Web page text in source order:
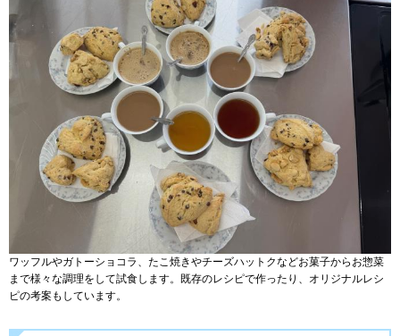
ワッフルやガトーショコラ、たこ焼きやチーズハットクなどお菓子からお惣菜
まで様々な調理をして試食します。既存のレシピで作ったり、オリジナルレシ
ピの考案もしています。